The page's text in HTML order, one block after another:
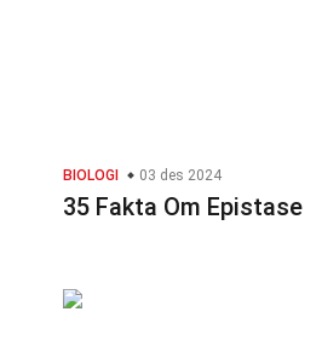
BIOLOGI 03 des 2024
35 Fakta Om Epistase